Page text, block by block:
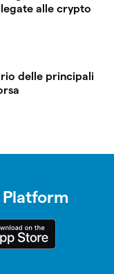
alle crypto
delle principali
Platform